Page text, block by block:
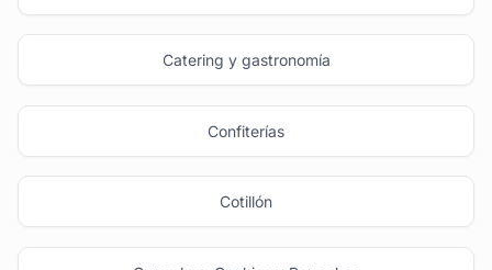
Catering y gastronomía
Confiterías
Cotillón